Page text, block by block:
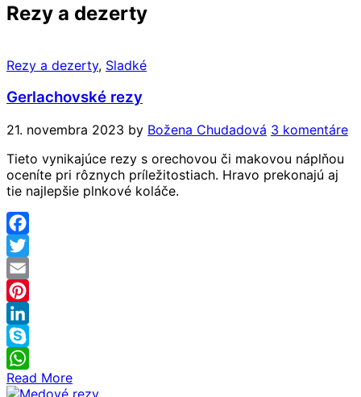
Rezy a dezerty
Rezy a dezerty, Sladké
Gerlachovské rezy
21. novembra 2023 by Božena Chudadová 3 komentáre
Tieto vynikajúce rezy s orechovou či makovou náplňou
oceníte pri rôznych príležitostiach. Hravo prekonajú aj
tie najlepšie plnkové koláče.
Facebook
Twitter
Email
Pinterest
LinkedIn
Skype
WhatsApp
Read More